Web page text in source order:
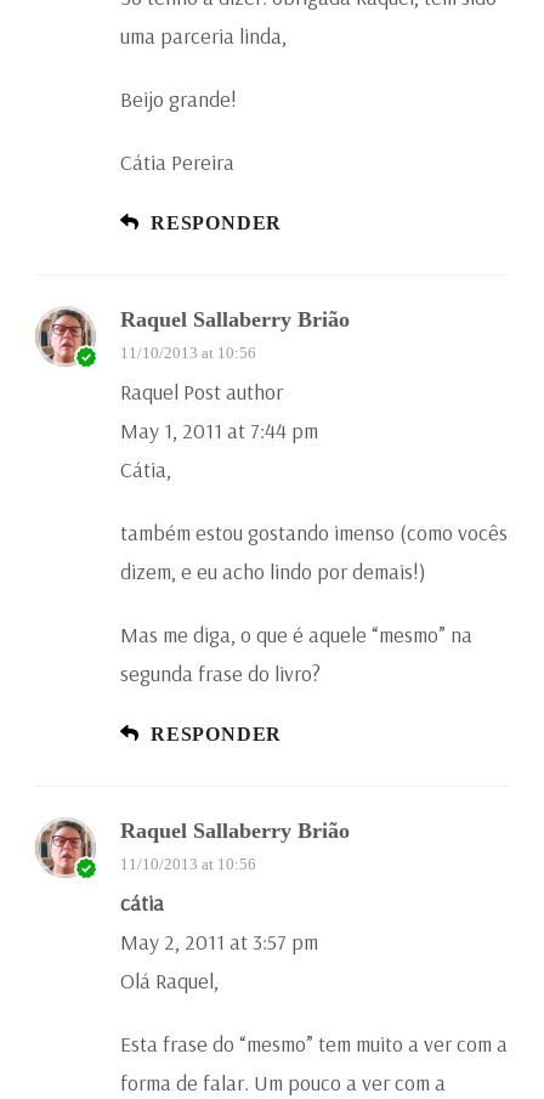
uma parceria linda,
Beijo grande!
Cátia Pereira
RESPONDER
Raquel Sallaberry Brião
11/10/2013 at 10:56
Raquel Post author
May 1, 2011 at 7:44 pm
Cátia,
também estou gostando imenso (como vocês
dizem, e eu acho lindo por demais!)
Mas me diga, o que é aquele “mesmo” na
segunda frase do livro?
RESPONDER
Raquel Sallaberry Brião
11/10/2013 at 10:56
cátia
May 2, 2011 at 3:57 pm
Olá Raquel,
Esta frase do “mesmo” tem muito a ver com a
forma de falar. Um pouco a ver com a